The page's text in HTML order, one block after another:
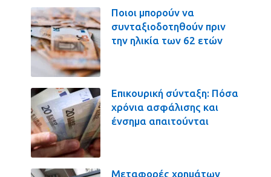
Ποιοι μπορούν να
συνταξιοδοτηθούν πριν
την ηλικία των 62 ετών
Επικουρική σύνταξη: Πόσα
χρόνια ασφάλισης και
ένσημα απαιτούνται
Μεταφορές χρημάτων